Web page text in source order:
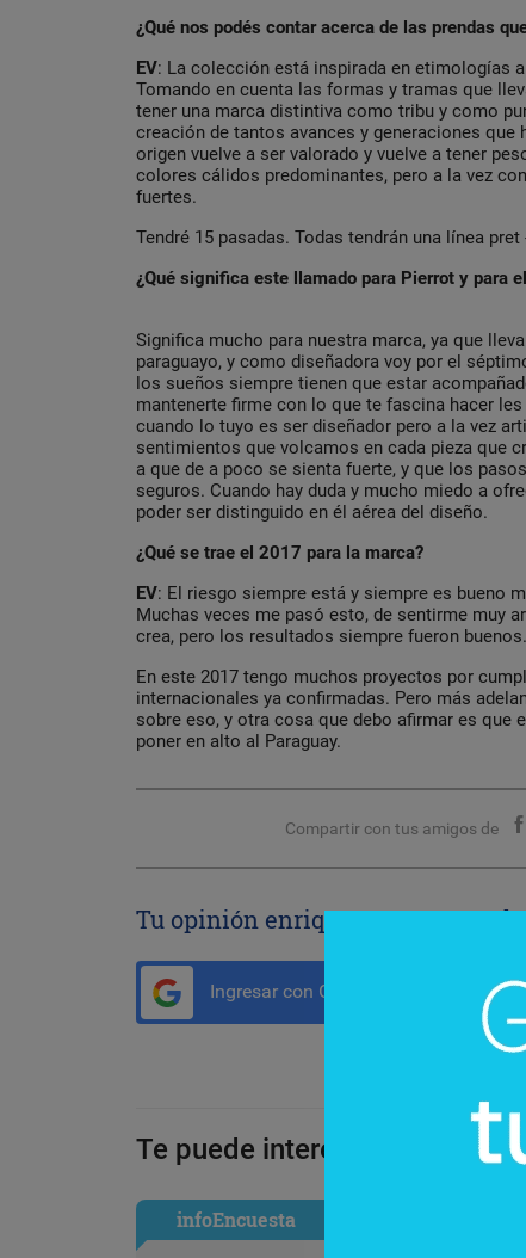
¿Qué nos podés contar acerca de las prendas
EV: La colección está inspirada en etimologías
Tomando en cuenta las formas y tramas que
tener una marca distintiva como tribu y como
creación de tantos avances y generaciones que
origen vuelve a ser valorado y vuelve a tener
colores cálidos predominantes, pero a la vez
fuertes.
Tendré 15 pasadas. Todas tendrán una línea
¿Qué significa este llamado para Pierrot y para
Significa mucho para nuestra marca, ya que
paraguayo, y como diseñadora voy por el
los sueños siempre tienen que estar
mantenerte firme con lo que te fascina hacer
cuando lo tuyo es ser diseñador pero a la vez
sentimientos que volcamos en cada pieza que
a que de a poco se sienta fuerte, y que los
seguros. Cuando hay duda y mucho miedo a
poder ser distinguido en él aérea del diseño.
¿Qué se trae el 2017 para la marca?
EV: El riesgo siempre está y siempre es bueno
Muchas veces me pasó esto, de sentirme muy
crea, pero los resultados siempre fueron buenos.
En este 2017 tengo muchos proyectos por
internacionales ya confirmadas. Pero más
sobre eso, y otra cosa que debo afirmar es que
poner en alto al Paraguay.
Compartir con tus amigos de
Tu opinión enriquece este
Ingresar con Google
Te puede interesar:
infoEncuesta